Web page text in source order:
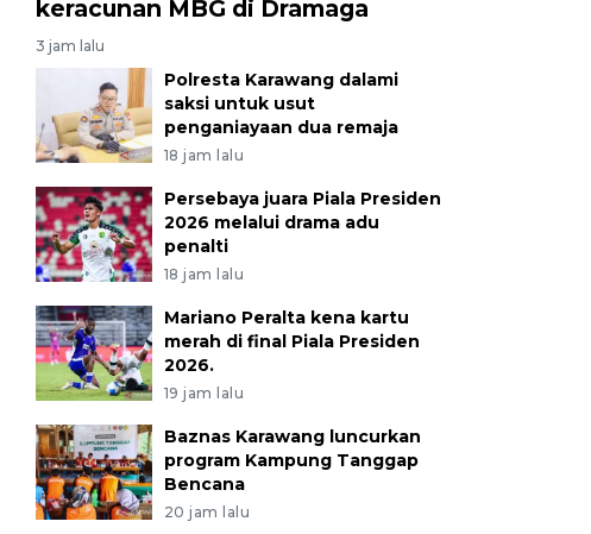
keracunan MBG di Dramaga
3 jam lalu
Polresta Karawang dalami
saksi untuk usut
penganiayaan dua remaja
18 jam lalu
Persebaya juara Piala Presiden
2026 melalui drama adu
penalti
18 jam lalu
Mariano Peralta kena kartu
merah di final Piala Presiden
2026.
19 jam lalu
Baznas Karawang luncurkan
program Kampung Tanggap
Bencana
20 jam lalu